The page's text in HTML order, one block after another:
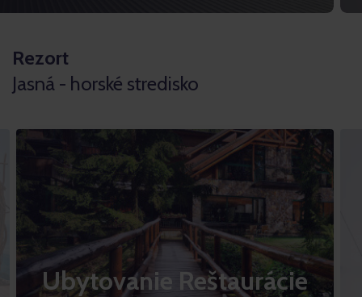
Rezort
Jasná - horské stredisko
Ubytovanie Reštaurácie